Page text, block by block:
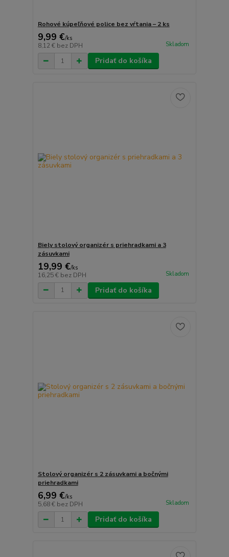
Rohové kúpeľňové police bez vŕtania – 2 ks
9,99 €/ks
8,12 € bez DPH Skladom
Pridať do košíka
Biely stolový organizér s priehradkami a 3
zásuvkami
19,99 €/ks
16,25 € bez DPH Skladom
Pridať do košíka
Stolový organizér s 2 zásuvkami a bočnými
priehradkami
6,99 €/ks
5,68 € bez DPH Skladom
Pridať do košíka